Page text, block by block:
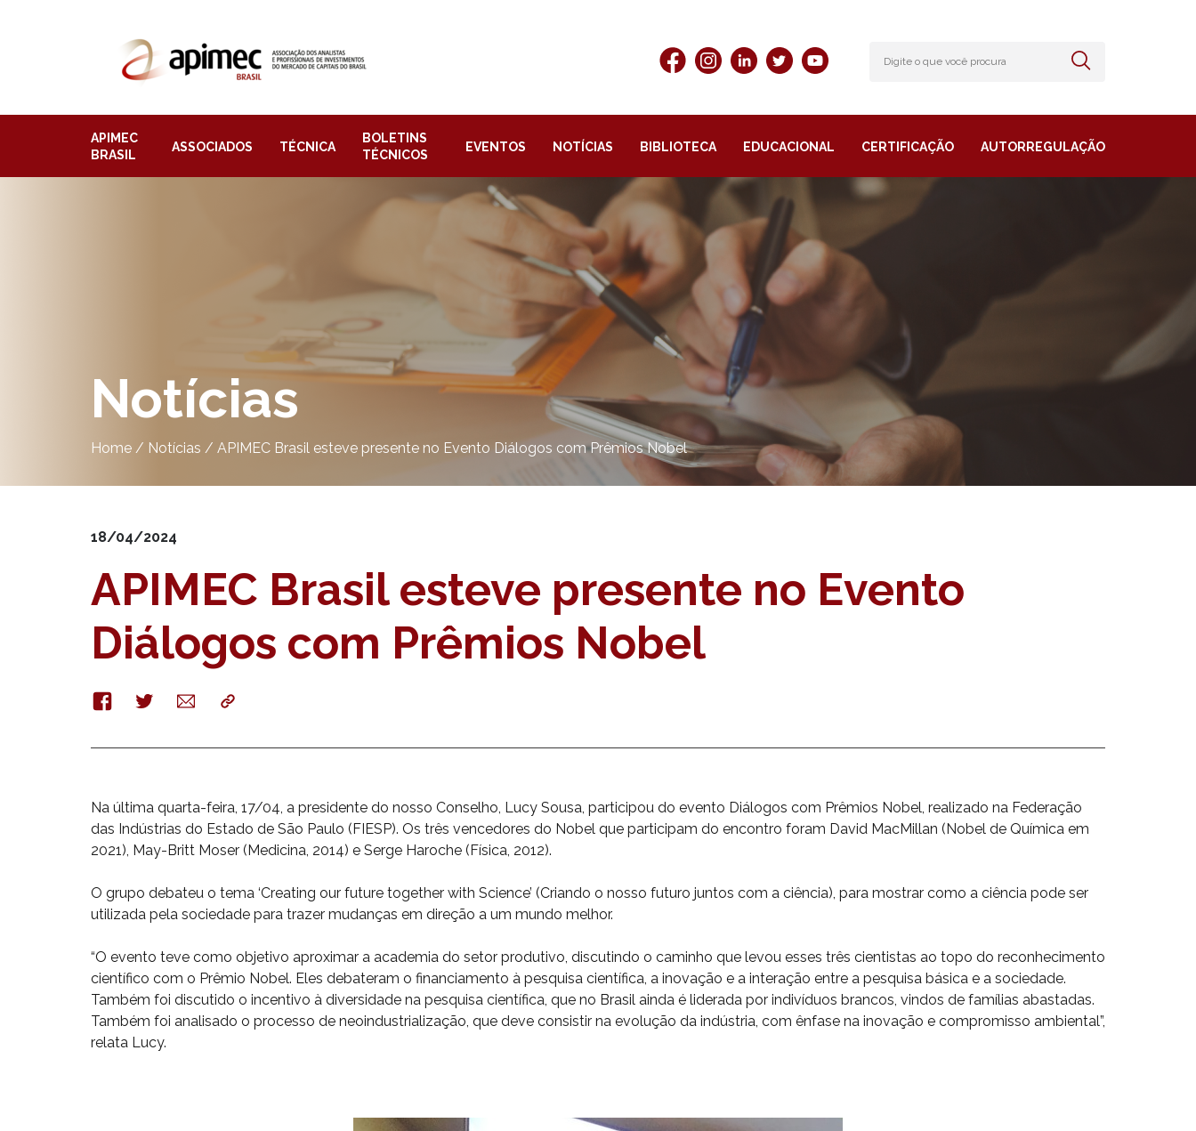
APIMEC
BRASIL
ASSOCIADOS TÉCNICA
BOLETINS
TÉCNICOS
EVENTOS NOTÍCIAS BIBLIOTECA EDUCACIONAL CERTIFICAÇÃO AUTORREGULAÇÃO
Notícias
Home / Notícias / APIMEC Brasil esteve presente no Evento Diálogos com Prêmios Nobel
18/04/2024
APIMEC Brasil esteve presente no Evento
Diálogos com Prêmios Nobel
FacebookTwitterE-
mail
Copy
Na última quarta-feira, 17/04, a presidente do nosso Conselho, Lucy Sousa, participou do evento Diálogos com Prêmios Nobel, realizado na Federação
das Indústrias do Estado de São Paulo (FIESP). Os três vencedores do Nobel que participam do encontro foram David MacMillan (Nobel de Química em
2021), May-Britt Moser (Medicina, 2014) e Serge Haroche (Física, 2012).
O grupo debateu o tema ‘Creating our future together with Science’ (Criando o nosso futuro juntos com a ciência), para mostrar como a ciência pode ser
utilizada pela sociedade para trazer mudanças em direção a um mundo melhor.
“O evento teve como objetivo aproximar a academia do setor produtivo, discutindo o caminho que levou esses três cientistas ao topo do reconhecimento
científico com o Prêmio Nobel. Eles debateram o financiamento à pesquisa científica, a inovação e a interação entre a pesquisa básica e a sociedade.
Também foi discutido o incentivo à diversidade na pesquisa científica, que no Brasil ainda é liderada por indivíduos brancos, vindos de famílias abastadas.
Também foi analisado o processo de neoindustrialização, que deve consistir na evolução da indústria, com ênfase na inovação e compromisso ambiental”,
relata Lucy.